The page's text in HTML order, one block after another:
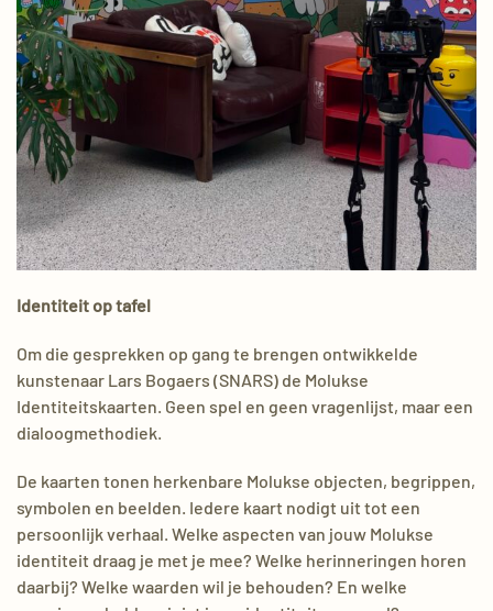
Identiteit op tafel
Om die gesprekken op gang te brengen ontwikkelde
kunstenaar Lars Bogaers (SNARS) de Molukse
Identiteitskaarten. Geen spel en geen vragenlijst, maar een
dialoogmethodiek.
De kaarten tonen herkenbare Molukse objecten, begrippen,
symbolen en beelden. Iedere kaart nodigt uit tot een
persoonlijk verhaal. Welke aspecten van jouw Molukse
identiteit draag je met je mee? Welke herinneringen horen
daarbij? Welke waarden wil je behouden? En welke